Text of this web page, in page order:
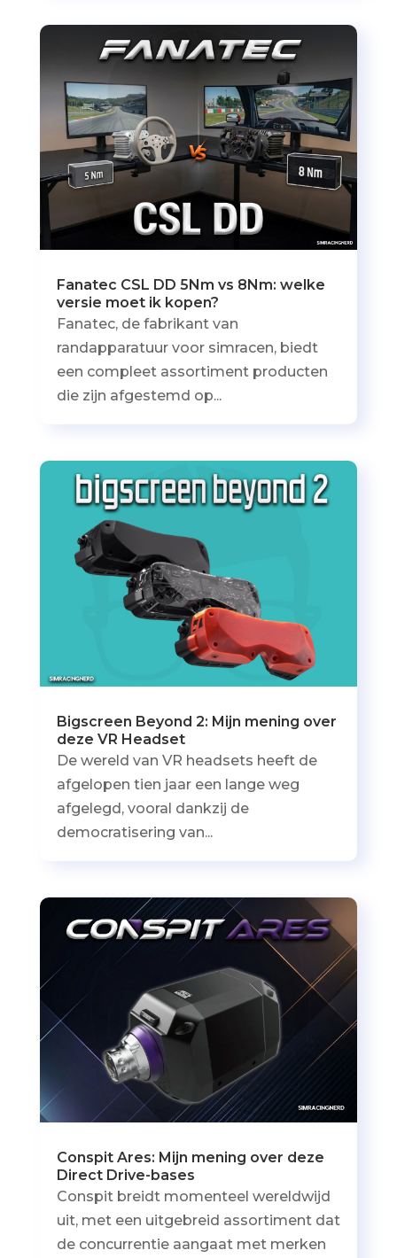
Fanatec CSL DD 5Nm vs 8Nm: welke
versie moet ik kopen?
Fanatec, de fabrikant van
randapparatuur voor simracen, biedt
een compleet assortiment producten
die zijn afgestemd op...
Bigscreen Beyond 2: Mijn mening over
deze VR Headset
De wereld van VR headsets heeft de
afgelopen tien jaar een lange weg
afgelegd, vooral dankzij de
democratisering van...
Conspit Ares: Mijn mening over deze
Direct Drive-bases
Conspit breidt momenteel wereldwijd
uit, met een uitgebreid assortiment dat
de concurrentie aangaat met merken